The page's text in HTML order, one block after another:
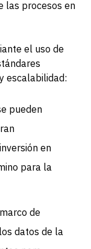
las procesos en
el uso de
escalabilidad:
pueden
en
para la
de
datos de la